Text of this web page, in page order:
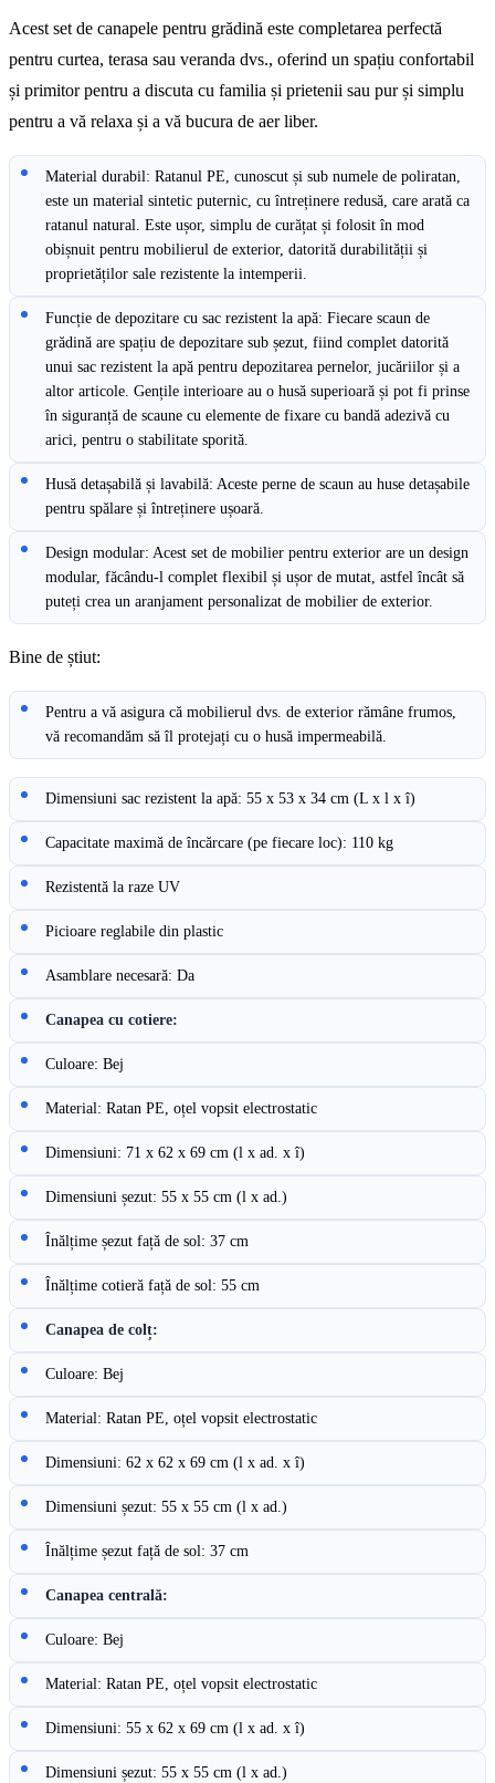
Acest set de canapele pentru grădină este completarea perfectă
pentru curtea, terasa sau veranda dvs., oferind un spațiu confortabil
și primitor pentru a discuta cu familia și prietenii sau pur și simplu
pentru a vă relaxa și a vă bucura de aer liber.
Material durabil: Ratanul PE, cunoscut și sub numele de poliratan,
este un material sintetic puternic, cu întreținere redusă, care arată ca
ratanul natural. Este ușor, simplu de curățat și folosit în mod
obișnuit pentru mobilierul de exterior, datorită durabilității și
proprietăților sale rezistente la intemperii.
Funcție de depozitare cu sac rezistent la apă: Fiecare scaun de
grădină are spațiu de depozitare sub șezut, fiind complet datorită
unui sac rezistent la apă pentru depozitarea pernelor, jucăriilor și a
altor articole. Gențile interioare au o husă superioară și pot fi prinse
în siguranță de scaune cu elemente de fixare cu bandă adezivă cu
arici, pentru o stabilitate sporită.
Husă detașabilă și lavabilă: Aceste perne de scaun au huse detașabile
pentru spălare și întreținere ușoară.
Design modular: Acest set de mobilier pentru exterior are un design
modular, făcându-l complet flexibil și ușor de mutat, astfel încât să
puteți crea un aranjament personalizat de mobilier de exterior.
Bine de știut:
Pentru a vă asigura că mobilierul dvs. de exterior rămâne frumos,
vă recomandăm să îl protejați cu o husă impermeabilă.
Dimensiuni sac rezistent la apă: 55 x 53 x 34 cm (L x l x î)
Capacitate maximă de încărcare (pe fiecare loc): 110 kg
Rezistentă la raze UV
Picioare reglabile din plastic
Asamblare necesară: Da
Canapea cu cotiere:
Culoare: Bej
Material: Ratan PE, oțel vopsit electrostatic
Dimensiuni: 71 x 62 x 69 cm (l x ad. x î)
Dimensiuni șezut: 55 x 55 cm (l x ad.)
Înălțime șezut față de sol: 37 cm
Înălțime cotieră față de sol: 55 cm
Canapea de colț:
Culoare: Bej
Material: Ratan PE, oțel vopsit electrostatic
Dimensiuni: 62 x 62 x 69 cm (l x ad. x î)
Dimensiuni șezut: 55 x 55 cm (l x ad.)
Înălțime șezut față de sol: 37 cm
Canapea centrală:
Culoare: Bej
Material: Ratan PE, oțel vopsit electrostatic
Dimensiuni: 55 x 62 x 69 cm (l x ad. x î)
Dimensiuni șezut: 55 x 55 cm (l x ad.)